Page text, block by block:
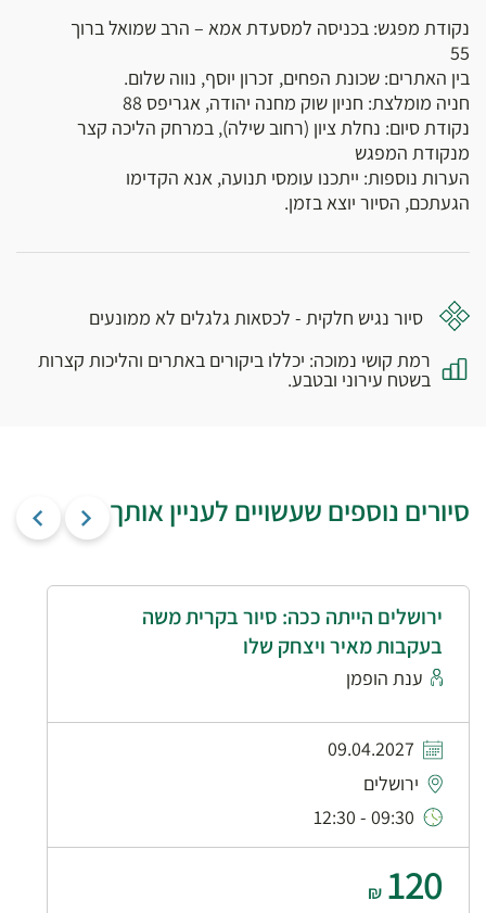
נקודת מפגש: בכניסה למסעדת אמא – הרב שמואל ברוך
55
בין האתרים: שכונת הפחים, זכרון יוסף, נווה שלום.
חניה מומלצת: חניון שוק מחנה יהודה, אגריפס 88
נקודת סיום: נחלת ציון (רחוב שילה), במרחק הליכה קצר
מנקודת המפגש
הערות נוספות: ייתכנו עומסי תנועה, אנא הקדימו
הגעתכם, הסיור יוצא בזמן.
סיור נגיש חלקית - לכסאות גלגלים לא ממונעים
רמת קושי נמוכה: יכללו ביקורים באתרים והליכות קצרות
בשטח עירוני ובטבע.
סיורים נוספים שעשויים לעניין אותך
ירושלים הייתה ככה: סיור בקרית משה
בעקבות מאיר ויצחק שלו
ענת הופמן
09.04.2027
ירושלים
09:30 - 12:30
120
₪